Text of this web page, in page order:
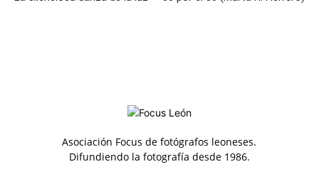
Asociación Focus de fotógrafos leoneses.
Difundiendo la fotografía desde 1986.